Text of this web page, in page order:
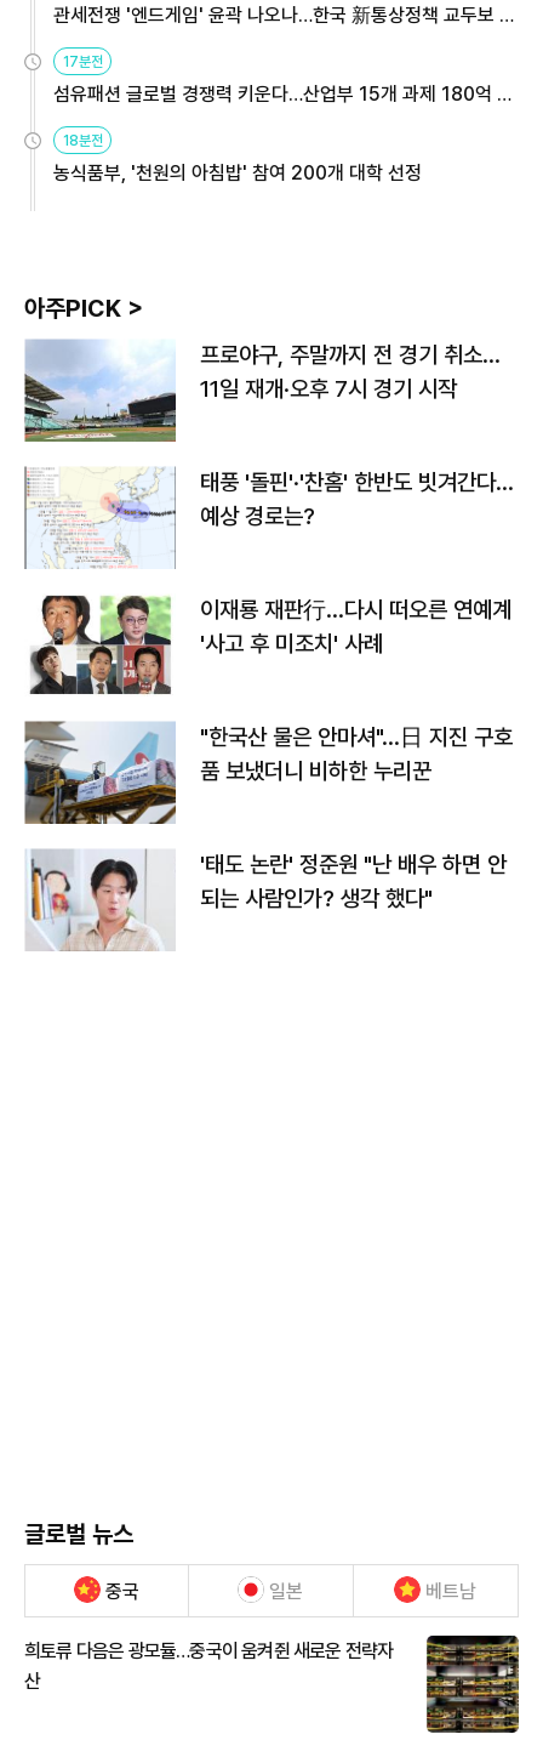
관세전쟁 '엔드게임' 윤곽 나오나…한국 新통상정책 교두보 활
용해야
17분전
섬유패션 글로벌 경쟁력 키운다…산업부 15개 과제 180억 지
원
18분전
농식품부, '천원의 아침밥' 참여 200개 대학 선정
아주PICK >
프로야구, 주말까지 전 경기 취소…
11일 재개·오후 7시 경기 시작
태풍 '돌핀'·'찬홈' 한반도 빗겨간다…
예상 경로는?
이재룡 재판行…다시 떠오른 연예계
'사고 후 미조치' 사례
"한국산 물은 안마셔"…日 지진 구호
품 보냈더니 비하한 누리꾼
'태도 논란' 정준원 "난 배우 하면 안
되는 사람인가? 생각 했다"
글로벌 뉴스
중국 일본 베트남
희토류 다음은 광모듈…중국이 움켜쥔 새로운 전략자
산